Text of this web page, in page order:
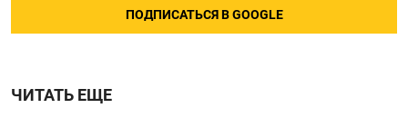
ПОДПИСАТЬСЯ В GOOGLE
ЧИТАТЬ ЕЩЕ